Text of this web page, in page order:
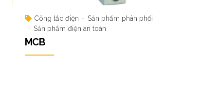
Công tắc điện
Sản phẩm phân phối
Sản phẩm điện an toàn
MCB